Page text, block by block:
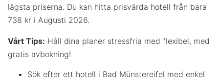
lägsta priserna. Du kan hitta prisvärda hotell från bara
738 kr i Augusti 2026.
Vårt Tips: Håll dina planer stressfria med flexibel, med
gratis avbokning!
Sök efter ett hotell i Bad Münstereifel med enkel